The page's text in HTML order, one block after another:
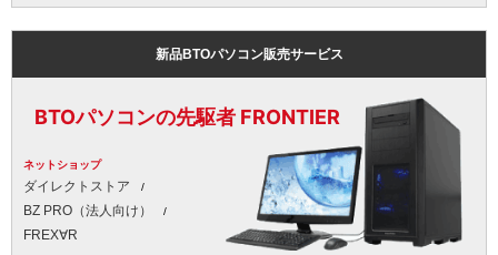
新品BTOパソコン販売サービス
BTOパソコンの先駆者 FRONTIER
ネットショップ
ダイレクトストア
BZ PRO（法人向け）
FREX∀R